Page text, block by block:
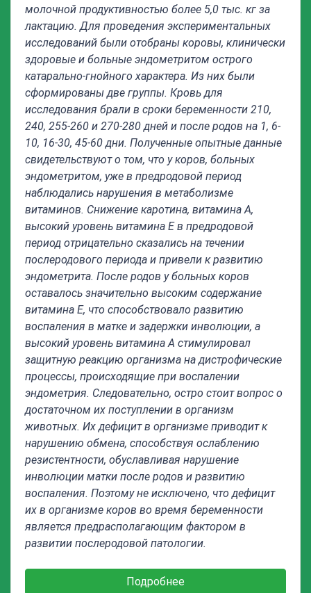
молочной продуктивностью более 5,0 тыс. кг за
лактацию. Для проведения экспериментальных
исследований были отобраны коровы, клинически
здоровые и больные эндометритом острого
катарально-гнойного характера. Из них были
сформированы две группы. Кровь для
исследования брали в сроки беременности 210,
240, 255-260 и 270-280 дней и после родов на 1, 6-
10, 16-30, 45-60 дни. Полученные опытные данные
свидетельствуют о том, что у коров, больных
эндометритом, уже в предродовой период
наблюдались нарушения в метаболизме
витаминов. Снижение каротина, витамина А,
высокий уровень витамина Е в предродовой
период отрицательно сказались на течении
послеродового периода и привели к развитию
эндометрита. После родов у больных коров
оставалось значительно высоким содержание
витамина Е, что способствовало развитию
воспаления в матке и задержки инволюции, а
высокий уровень витамина А стимулировал
защитную реакцию организма на дистрофические
процессы, происходящие при воспалении
эндометрия. Следовательно, остро стоит вопрос о
достаточном их поступлении в организм
животных. Их дефицит в организме приводит к
нарушению обмена, способствуя ослаблению
резистентности, обуславливая нарушение
инволюции матки после родов и развитию
воспаления. Поэтому не исключено, что дефицит
их в организме коров во время беременности
является предрасполагающим фактором в
развитии послеродовой патологии.
Подробнее